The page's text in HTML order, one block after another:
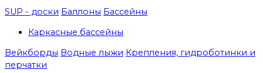
SUP - доски Баллоны Бассейны
Каркасные бассейны
Вейкборды Водные лыжи Крепления, гидроботинки и
перчатки